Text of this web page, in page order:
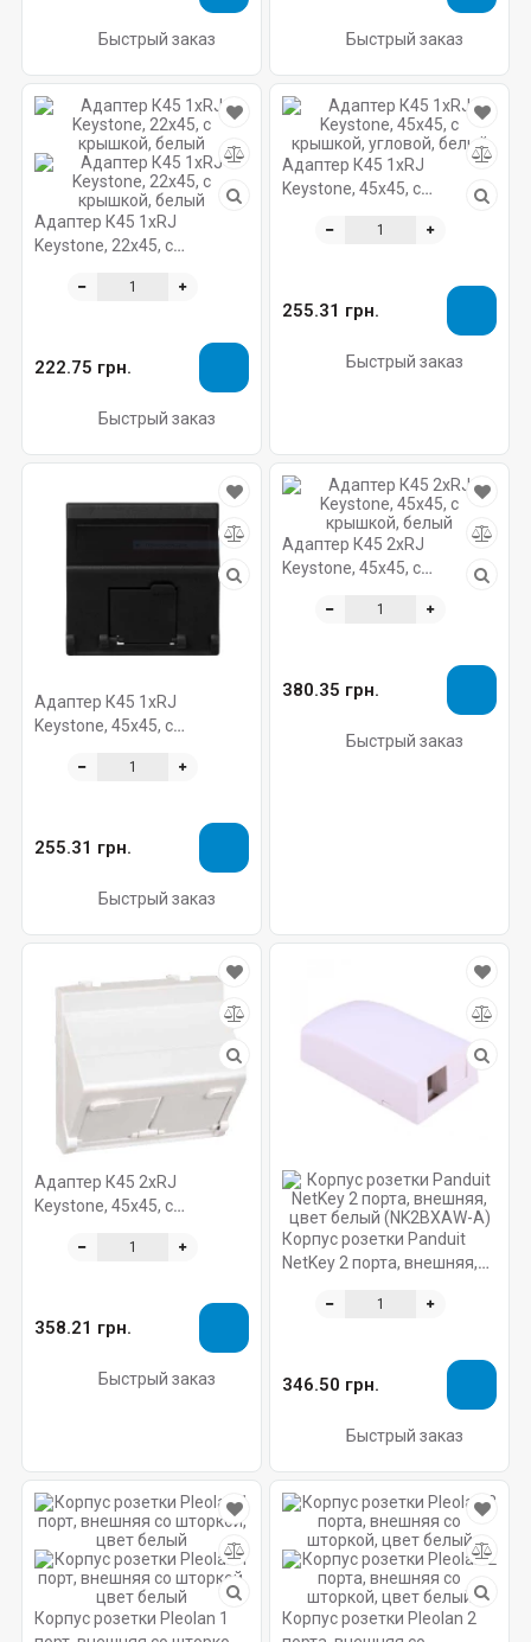
Быстрый заказ Быстрый заказ
Адаптер К45 1хRJ
Keystone, 22х45, с
222.75 грн.
Быстрый заказ
Адаптер К45 1хRJ
Keystone, 45х45, с
255.31 грн.
Быстрый заказ
Адаптер К45 1хRJ
Keystone, 45х45, с
255.31 грн.
Быстрый заказ
Адаптер К45 2хRJ
Keystone, 45х45, с
380.35 грн.
Быстрый заказ
Адаптер К45 2хRJ
Keystone, 45х45, с
358.21 грн.
Быстрый заказ
Корпус розетки Panduit
NetKey 2 порта, внешняя,
346.50 грн.
Быстрый заказ
Корпус розетки Pleolan 1
Корпус розетки Pleolan 2